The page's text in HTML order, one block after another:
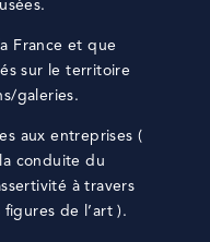
France et que
sur le territoire
galeries.
aux entreprises (
conduite du
à travers
de l’art ).